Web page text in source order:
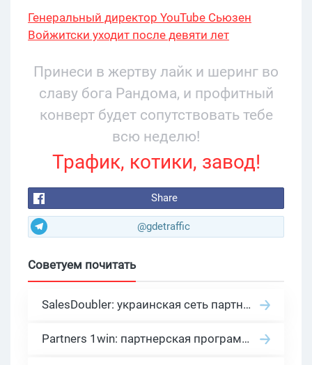
Генеральный директор YouTube Сьюзен
Войжитски уходит после девяти лет
Принеси в жертву лайк и шеринг во
славу бога Рандома, и профитный
конверт будет сопутствовать тебе
всю неделю!
Трафик, котики, завод!
Share
@gdetraffic
Советуем почитать
SalesDoubler: украинская сеть партнерских программ с оплатой за действие
Partners 1win: партнерская программа казино в нише гемблинг арбитраж